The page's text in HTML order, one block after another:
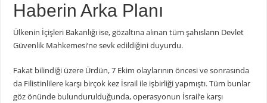
Haberin Arka Planı
Ülkenin İçişleri Bakanlığı ise, gözaltına alınan tüm şahısların Devlet
Güvenlik Mahkemesi’ne sevk edildiğini duyurdu.
Fakat bilindiği üzere Ürdün, 7 Ekim olaylarının öncesi ve sonrasında
da Filistinlilere karşı birçok kez İsrail ile işbirliği yapmıştı. Tüm bunlar
göz önünde bulundurulduğunda, operasyonun İsrail’e karşı